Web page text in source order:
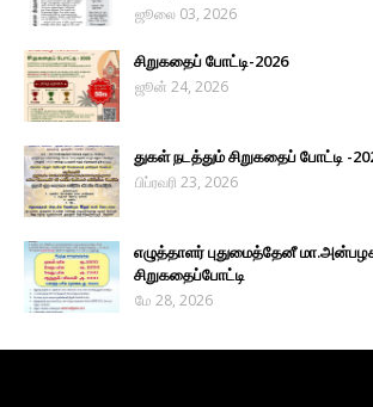
ஜூலை 03, 2026
சிறுகதைப் போட்டி-2026
ஜூன் 24, 2026
துகள் நடத்தும் சிறுகதைப் போட்டி -
பிப்ரவரி 23, 2026
எழுத்தாளர் புதுமைத்தேனீ
சிறுகதைப்போட்டி
மே 28, 2026